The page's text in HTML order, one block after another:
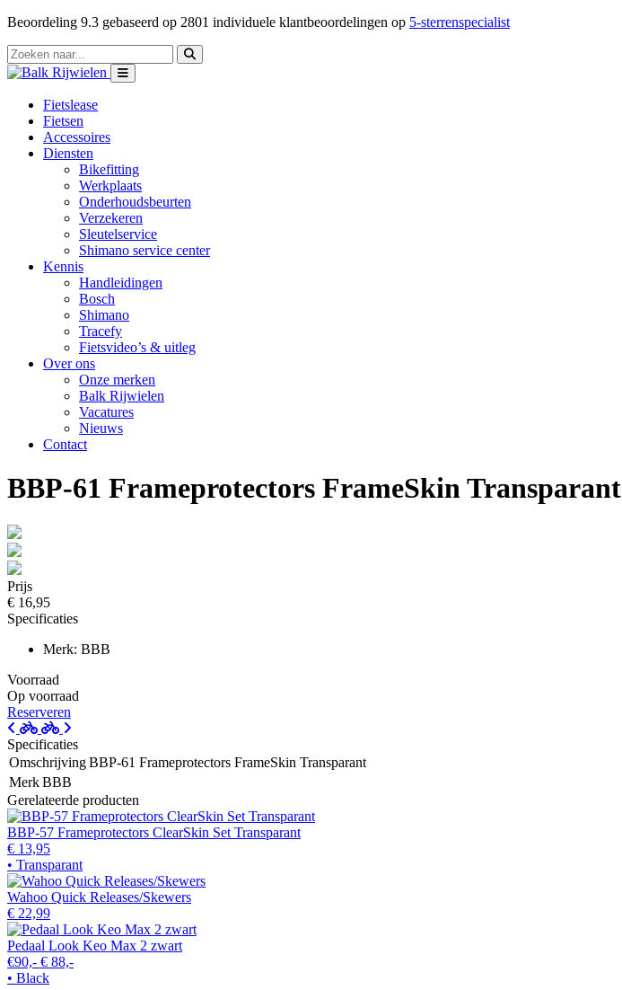
Beoordeling 9.3 gebaseerd op 2801 individuele klantbeoordelingen op 5-sterrenspecialist
Fietslease
Fietsen
Accessoires
Diensten
Bikefitting
Werkplaats
Onderhoudsbeurten
Verzekeren
Sleutelservice
Shimano service center
Kennis
Handleidingen
Bosch
Shimano
Tracefy
Fietsvideo’s & uitleg
Over ons
Onze merken
Balk Rijwielen
Vacatures
Nieuws
Contact
BBP-61 Frameprotectors FrameSkin Transparant
Prijs
€ 16,95
Specificaties
Merk: BBB
Voorraad
Op voorraad
Reserveren
Specificaties
OmschrijvingBBP-61 Frameprotectors FrameSkin Transparant
MerkBBB
Gerelateerde producten
BBP-57 Frameprotectors ClearSkin Set Transparant
€ 13,95
• Transparant
Wahoo Quick Releases/Skewers
€ 22,99
Pedaal Look Keo Max 2 zwart
€90,- € 88,-
• Black